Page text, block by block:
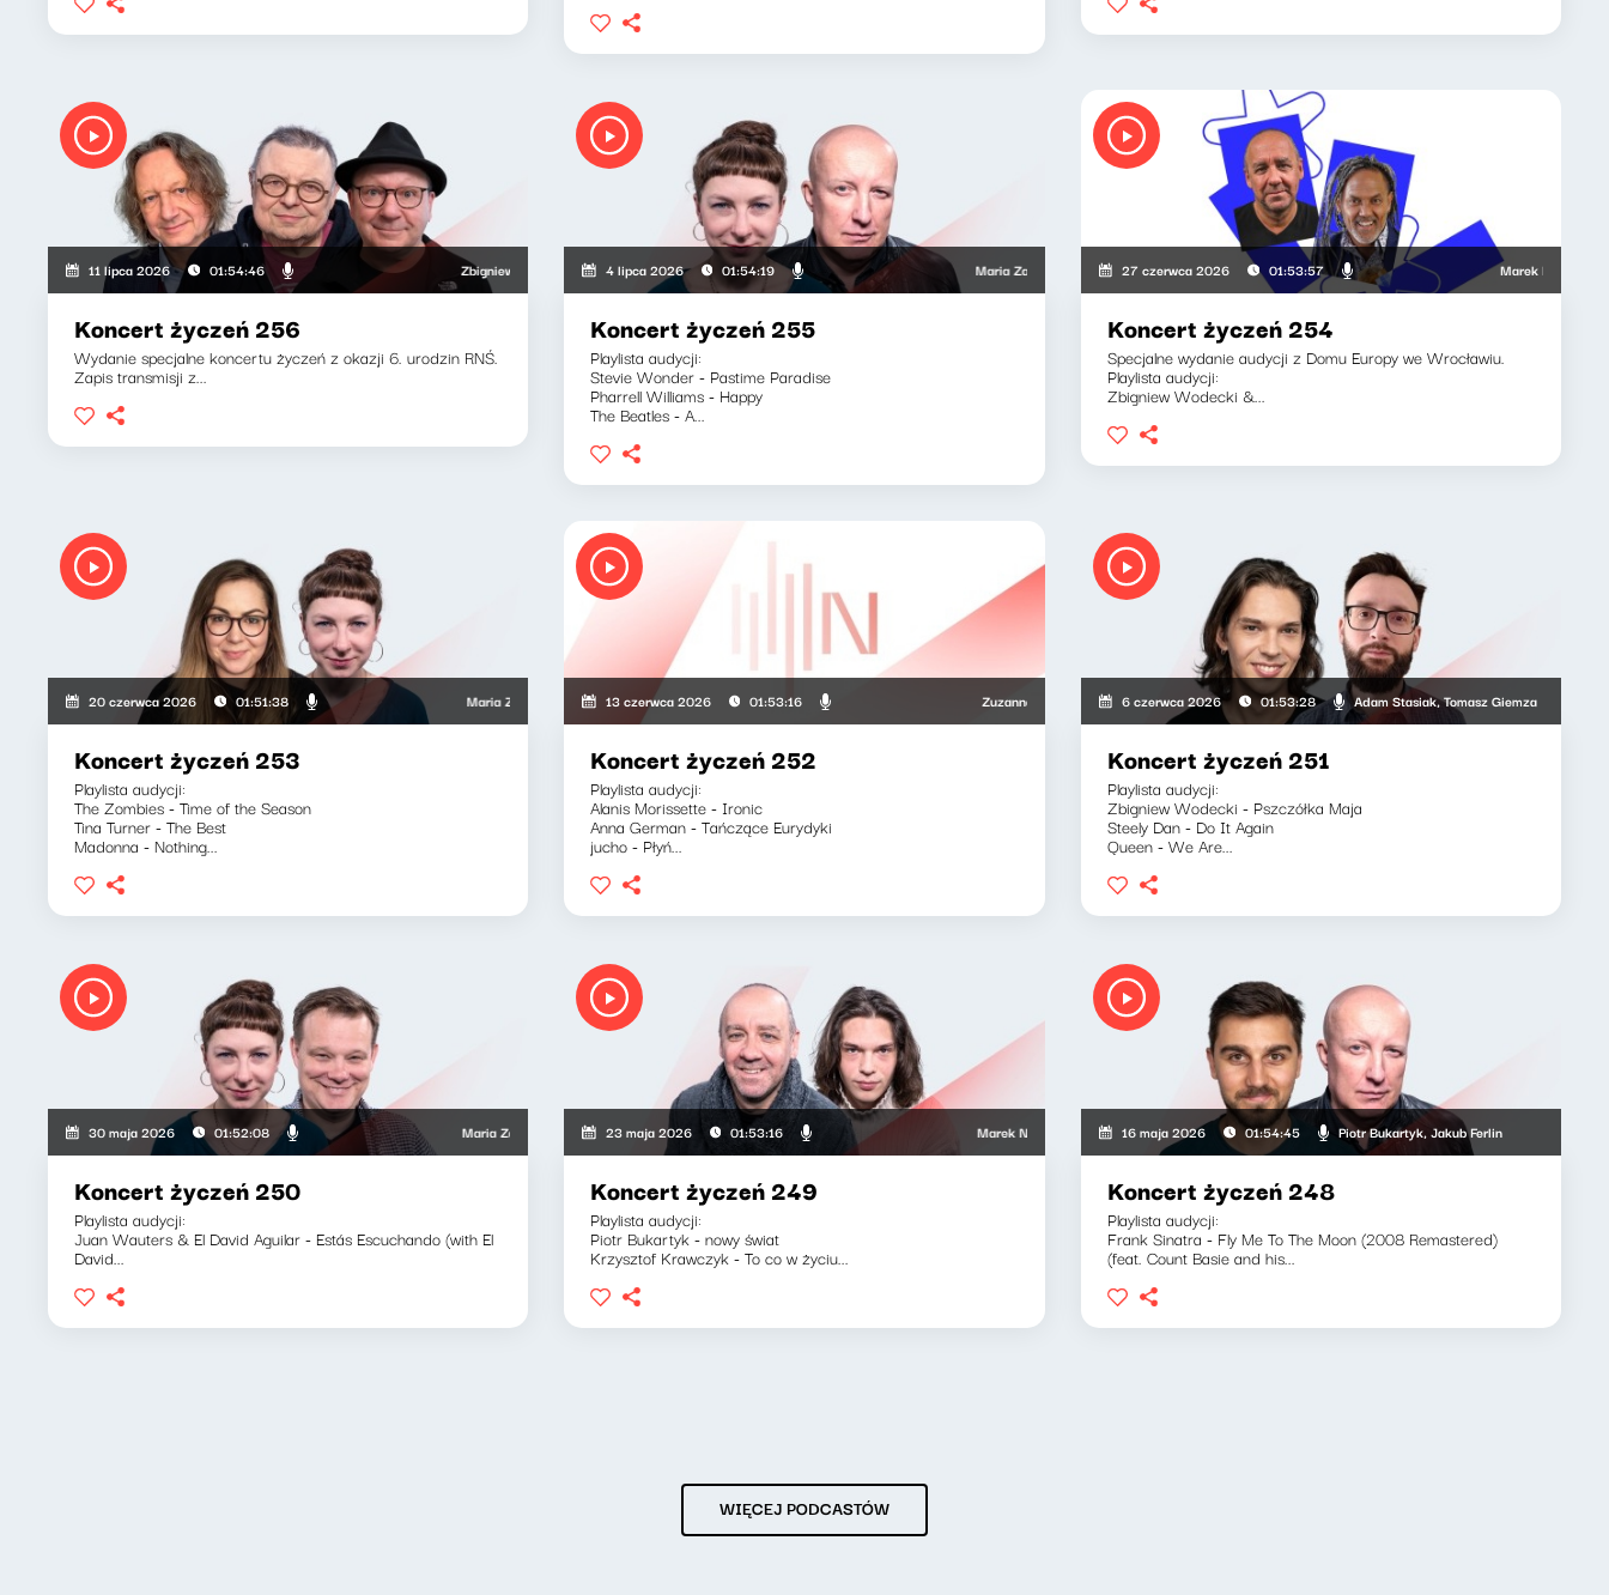
11 lipca 2026 01:54:46 Zbigniew Zamachowski, Wojciech Mann, Ryszard Koziołek
Koncert życzeń 256
Wydanie specjalne koncertu życzeń z okazji 6. urodzin RNŚ.
Zapis transmisji z...
4 lipca 2026 01:54:19 Maria Zamachowska, Piotr Bukartyk
Koncert życzeń 255
Playlista audycji:
Stevie Wonder - Pastime Paradise
Pharrell Williams - Happy
The Beatles - A...
27 czerwca 2026 01:53:57 Marek Napiórkowski,
Koncert życzeń 254
Specjalne wydanie audycji z Domu Europy we Wrocławiu.
Playlista audycji:
Zbigniew Wodecki &...
20 czerwca 2026 01:51:38 Maria Zamachowska, Olga Bobienko
Koncert życzeń 253
Playlista audycji:
The Zombies - Time of the Season
Tina Turner - The Best
Madonna - Nothing...
13 czerwca 2026 01:53:16 Zuzanna Iłenda, Maria Lengren
Koncert życzeń 252
Playlista audycji:
Alanis Morissette - Ironic
Anna German - Tańczące Eurydyki
jucho - Płyń...
6 czerwca 2026 01:53:28 Adam Stasiak, Tomasz Giemza
Koncert życzeń 251
Playlista audycji:
Zbigniew Wodecki - Pszczółka Maja
Steely Dan - Do It Again
Queen - We Are...
30 maja 2026 01:52:08 Maria Zamachowska, Jakub Jędras
Koncert życzeń 250
Playlista audycji:
Juan Wauters & El David Aguilar - Estás Escuchando (with El
David...
23 maja 2026 01:53:16 Marek Napiórkowski, Adam Stasiak
Koncert życzeń 249
Playlista audycji:
Piotr Bukartyk - nowy świat
Krzysztof Krawczyk - To co w życiu...
16 maja 2026 01:54:45 Piotr Bukartyk, Jakub Ferlin
Koncert życzeń 248
Playlista audycji:
Frank Sinatra - Fly Me To The Moon (2008 Remastered)
(feat. Count Basie and his...
WIĘCEJ PODCASTÓW